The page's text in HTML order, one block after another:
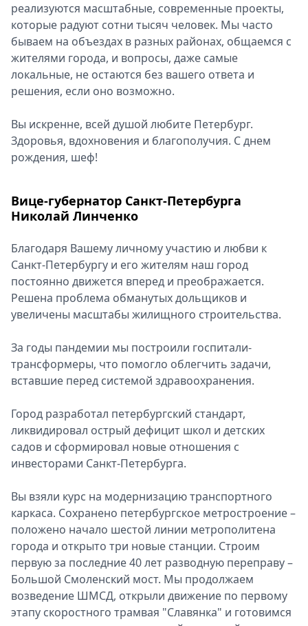
реализуются масштабные, современные проекты,
которые радуют сотни тысяч человек. Мы часто
бываем на объездах в разных районах, общаемся с
жителями города, и вопросы, даже самые
локальные, не остаются без вашего ответа и
решения, если оно возможно.
Вы искренне, всей душой любите Петербург.
Здоровья, вдохновения и благополучия. С днем
рождения, шеф!
Вице-губернатор Санкт-Петербурга
Николай Линченко
Благодаря Вашему личному участию и любви к
Санкт-Петербургу и его жителям наш город
постоянно движется вперед и преображается.
Решена проблема обманутых дольщиков и
увеличены масштабы жилищного строительства.
За годы пандемии мы построили госпитали-
трансформеры, что помогло облегчить задачи,
вставшие перед системой здравоохранения.
Город разработал петербургский стандарт,
ликвидировал острый дефицит школ и детских
садов и сформировал новые отношения с
инвесторами Санкт-Петербурга.
Вы взяли курс на модернизацию транспортного
каркаса. Сохранено петербургское метростроение –
положено начало шестой линии метрополитена
города и открыто три новые станции. Строим
первую за последние 40 лет разводную переправу –
Большой Смоленский мост. Мы продолжаем
возведение ШМСД, открыли движение по первому
этапу скоростного трамвая "Славянка" и готовимся